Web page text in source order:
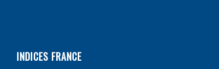
INDICES FRANCE